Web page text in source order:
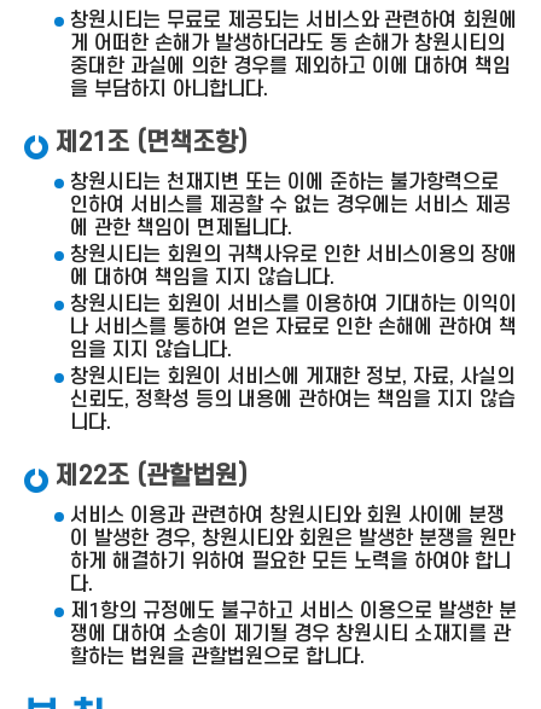
창원시티는 무료로 제공되는 서비스와 관련하여 회원에
게 어떠한 손해가 발생하더라도 동 손해가 창원시티의
중대한 과실에 의한 경우를 제외하고 이에 대하여 책임
을 부담하지 아니합니다.
제21조 (면책조항)
창원시티는 천재지변 또는 이에 준하는 불가항력으로
인하여 서비스를 제공할 수 없는 경우에는 서비스 제공
에 관한 책임이 면제됩니다.
창원시티는 회원의 귀책사유로 인한 서비스이용의 장애
에 대하여 책임을 지지 않습니다.
창원시티는 회원이 서비스를 이용하여 기대하는 이익이
나 서비스를 통하여 얻은 자료로 인한 손해에 관하여 책
임을 지지 않습니다.
창원시티는 회원이 서비스에 게재한 정보, 자료, 사실의
신뢰도, 정확성 등의 내용에 관하여는 책임을 지지 않습
니다.
제22조 (관할법원)
서비스 이용과 관련하여 창원시티와 회원 사이에 분쟁
이 발생한 경우, 창원시티와 회원은 발생한 분쟁을 원만
하게 해결하기 위하여 필요한 모든 노력을 하여야 합니
다.
제1항의 규정에도 불구하고 서비스 이용으로 발생한 분
쟁에 대하여 소송이 제기될 경우 창원시티 소재지를 관
할하는 법원을 관할법원으로 합니다.